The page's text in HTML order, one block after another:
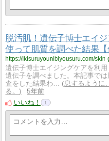
脱汚肌！遺伝子博士エイ
使って肌質を調べた結果【
https://ikisuruyounibiyousuru.com/
遺伝子博士エイジングケアを利
遺伝子を調べました。本記事で
査をした結果わ…
息するように
る。
5年前
いいね！
1